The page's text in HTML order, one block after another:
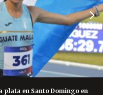
plata en Santo Domingo en